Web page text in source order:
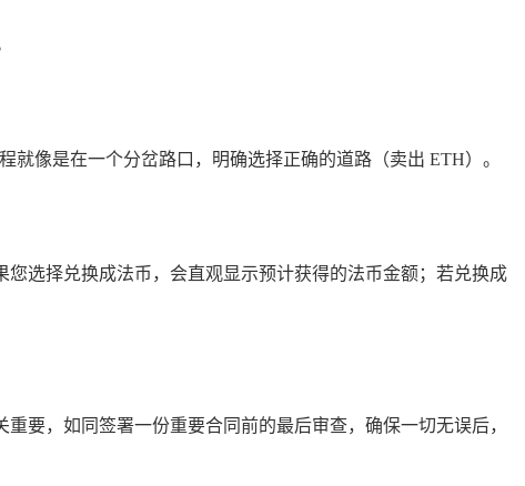
像是在一个分岔路口，明确选择正确的道路（卖出 ETH）。
选择兑换成法币，会直观显示预计获得的法币金额；若兑换成
要，如同签署一份重要合同前的最后审查，确保一切无误后，